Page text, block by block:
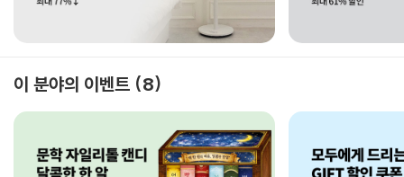
이 분야의 이벤트 8